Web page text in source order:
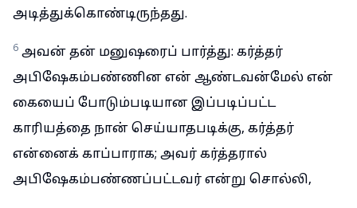
அடித்துக்கொண்டிருந்தது.
6 அவன் தன் மனுஷரைப் பார்த்து: கர்த்தர்
அபிஷேகம்பண்ணின என் ஆண்டவன்மேல் என்
கையைப் போடும்படியான இப்படிப்பட்ட
காரியத்தை நான் செய்யாதபடிக்கு, கர்த்தர்
என்னைக் காப்பாராக; அவர் கர்த்தரால்
அபிஷேகம்பண்ணப்பட்டவர் என்று சொல்லி,